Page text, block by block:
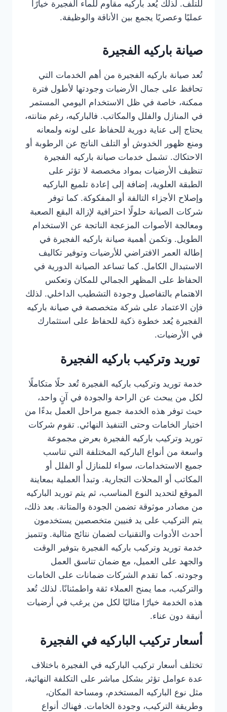
للتلف. لذلك يُعد باركيه مقاوم للماء الفجيرة خيارًا
عمليًا وعصريًا يجمع بين الأناقة والوظيفة.
صيانة باركيه الفجيرة
تُعد صيانة باركيه الفجيرة من أهم الخدمات التي
تحافظ على جمال الأرضيات وجودتها لأطول فترة
ممكنة، خاصة في ظل الاستخدام اليومي المستمر
في المنازل والفلل والمكاتب. فالباركيه، رغم متانته،
يحتاج إلى عناية دورية للحفاظ على لونه ولمعانه
ومنع ظهور الخدوش أو التلف الناتج عن الرطوبة أو
الاحتكاك. تشمل خدمات صيانة باركيه الفجيرة
تنظيف الأرضيات بمواد مخصصة لا تؤثر على
الطبقة العلوية، إضافة إلى إعادة تلميع الباركيه
وإصلاح الأجزاء التالفة أو المفكوكة. كما توفر
شركات الصيانة حلولًا احترافية لإزالة البقع الصعبة
ومعالجة الأصوات المزعجة الناتجة عن الاستخدام
الطويل. وتكمن أهمية صيانة باركيه الفجيرة في
إطالة العمر الافتراضي للأرضيات وتوفير تكاليف
الاستبدال الكامل. كما تساعد الصيانة الدورية في
الحفاظ على المظهر الجمالي للمكان وتعكس
الاهتمام بالتفاصيل وجودة التشطيب الداخلي. لذلك
فإن الاعتماد على شركة متخصصة في صيانة باركيه
الفجيرة يُعد خطوة ذكية للحفاظ على استثمارك
في الأرضيات.
توريد وتركيب باركيه الفجيرة
خدمة توريد وتركيب باركيه الفجيرة تُعد حلًا متكاملًا
لكل من يبحث عن الراحة والجودة في آنٍ واحد،
حيث توفر هذه الخدمة جميع مراحل العمل بدءًا من
اختيار الخامات وحتى التنفيذ النهائي. تقوم شركات
توريد وتركيب باركيه الفجيرة بعرض مجموعة
واسعة من أنواع الباركيه المختلفة التي تناسب
جميع الاستخدامات، سواء للمنازل أو الفلل أو
المكاتب أو المحلات التجارية. وتبدأ العملية بمعاينة
الموقع لتحديد النوع المناسب، ثم يتم توريد الباركيه
من مصادر موثوقة تضمن الجودة والمتانة. بعد ذلك،
يتم التركيب على يد فنيين متخصصين يستخدمون
أحدث الأدوات والتقنيات لضمان نتائج مثالية. وتتميز
خدمة توريد وتركيب باركيه الفجيرة بتوفير الوقت
والجهد على العميل، مع ضمان تناسق العمل
وجودته. كما تقدم الشركات ضمانات على الخامات
والتركيب، مما يمنح العملاء ثقة واطمئنانًا. لذلك تُعد
هذه الخدمة خيارًا مثاليًا لكل من يرغب في أرضيات
أنيقة دون عناء.
أسعار تركيب الباركيه في الفجيرة
تختلف أسعار تركيب الباركيه في الفجيرة باختلاف
عدة عوامل تؤثر بشكل مباشر على التكلفة النهائية،
مثل نوع الباركيه المستخدم، ومساحة المكان،
وطريقة التركيب، وجودة الخامات. فهناك أنواع